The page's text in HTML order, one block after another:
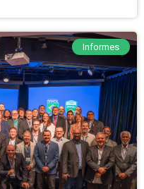
Informes